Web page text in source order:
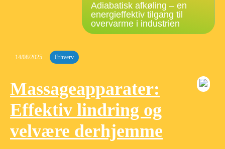
Adiabatisk afkøling – en
energieffektiv tilgang til
overvarme i industrien
14/08/2025 Erhverv
Massageapparater:
Effektiv lindring og
velvære derhjemme